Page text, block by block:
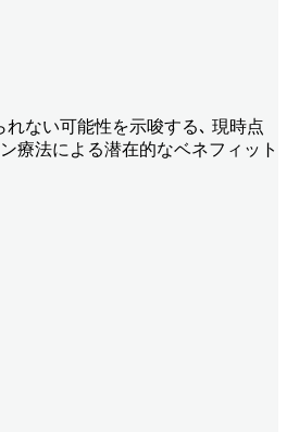
れない可能性を示唆する､ 現時点
療法による潜在的なベネフィット